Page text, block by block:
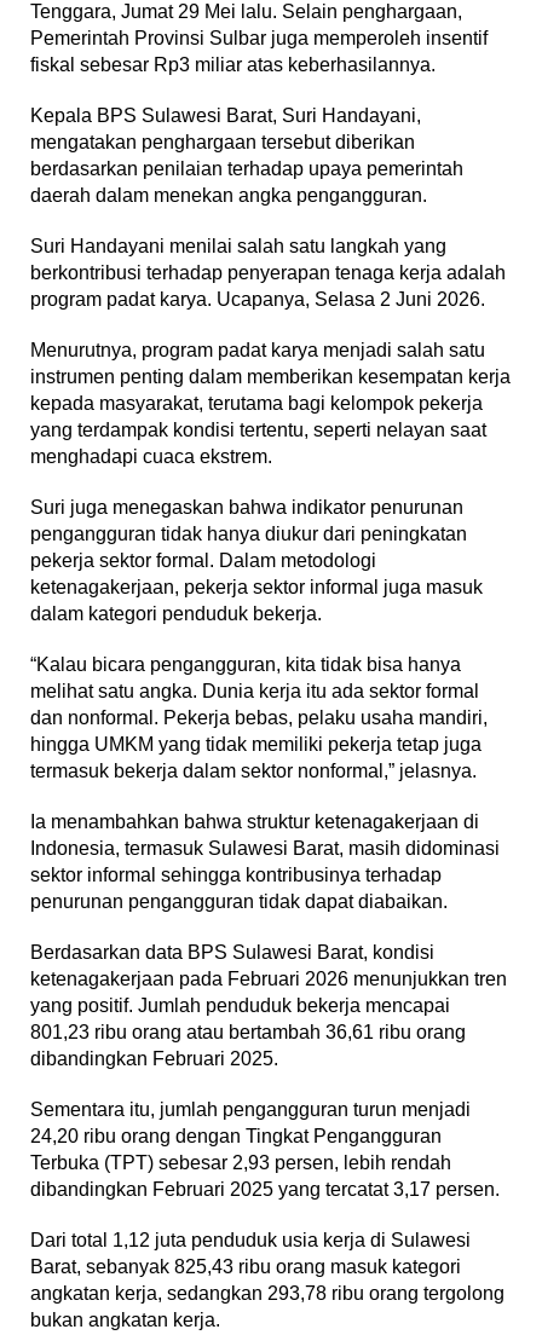
Tenggara, Jumat 29 Mei lalu. Selain penghargaan,
Pemerintah Provinsi Sulbar juga memperoleh insentif
fiskal sebesar Rp3 miliar atas keberhasilannya.
Kepala BPS Sulawesi Barat, Suri Handayani,
mengatakan penghargaan tersebut diberikan
berdasarkan penilaian terhadap upaya pemerintah
daerah dalam menekan angka pengangguran.
Suri Handayani menilai salah satu langkah yang
berkontribusi terhadap penyerapan tenaga kerja adalah
program padat karya. Ucapanya, Selasa 2 Juni 2026.
Menurutnya, program padat karya menjadi salah satu
instrumen penting dalam memberikan kesempatan kerja
kepada masyarakat, terutama bagi kelompok pekerja
yang terdampak kondisi tertentu, seperti nelayan saat
menghadapi cuaca ekstrem.
Suri juga menegaskan bahwa indikator penurunan
pengangguran tidak hanya diukur dari peningkatan
pekerja sektor formal. Dalam metodologi
ketenagakerjaan, pekerja sektor informal juga masuk
dalam kategori penduduk bekerja.
“Kalau bicara pengangguran, kita tidak bisa hanya
melihat satu angka. Dunia kerja itu ada sektor formal
dan nonformal. Pekerja bebas, pelaku usaha mandiri,
hingga UMKM yang tidak memiliki pekerja tetap juga
termasuk bekerja dalam sektor nonformal,” jelasnya.
Ia menambahkan bahwa struktur ketenagakerjaan di
Indonesia, termasuk Sulawesi Barat, masih didominasi
sektor informal sehingga kontribusinya terhadap
penurunan pengangguran tidak dapat diabaikan.
Berdasarkan data BPS Sulawesi Barat, kondisi
ketenagakerjaan pada Februari 2026 menunjukkan tren
yang positif. Jumlah penduduk bekerja mencapai
801,23 ribu orang atau bertambah 36,61 ribu orang
dibandingkan Februari 2025.
Sementara itu, jumlah pengangguran turun menjadi
24,20 ribu orang dengan Tingkat Pengangguran
Terbuka (TPT) sebesar 2,93 persen, lebih rendah
dibandingkan Februari 2025 yang tercatat 3,17 persen.
Dari total 1,12 juta penduduk usia kerja di Sulawesi
Barat, sebanyak 825,43 ribu orang masuk kategori
angkatan kerja, sedangkan 293,78 ribu orang tergolong
bukan angkatan kerja.